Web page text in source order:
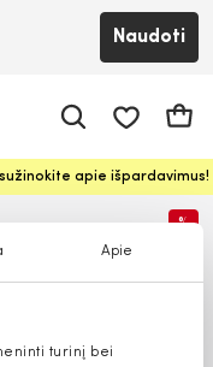
Apie
turinį bei
Naudoti
apie išpardavimus!
%